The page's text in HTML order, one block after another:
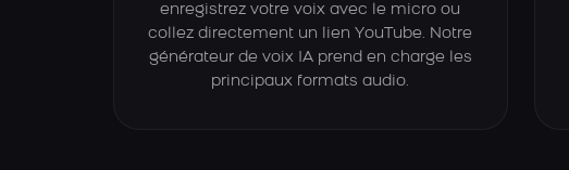
enregistrez votre voix avec le micro ou
collez directement un lien YouTube. Notre
générateur de voix IA prend en charge les
principaux formats audio.